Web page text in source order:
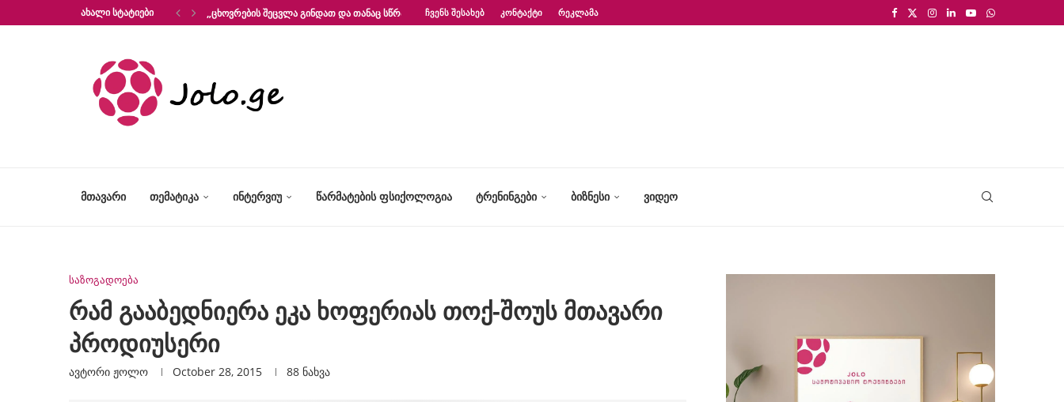
ᲐᲮᲐᲚᲘ ᲡᲢᲐᲢᲘᲔᲑᲘ „ᲪᲮᲝᲕᲠᲔᲑᲘᲡ ᲨᲔᲪᲕᲚᲐ ᲒᲘᲜᲓᲐᲗ ᲓᲐ ᲗᲐᲜᲐᲪ ᲡᲬᲠᲐᲤᲐᲓ?“ – ᲤᲡᲘᲥᲝᲚᲝᲒᲘᲡ...
ᲩᲕᲔᲜᲡ ᲨᲔᲡᲐᲮᲔᲑ ᲙᲝᲜᲢᲐᲥᲢᲘ ᲠᲔᲙᲚᲐᲛᲐ
ᲛᲗᲐᲕᲐᲠᲘ ᲗᲔᲛᲐᲢᲘᲙᲐ ᲘᲜᲢᲔᲠᲕᲘᲣ ᲬᲐᲠᲛᲐᲢᲔᲑᲘᲡ ᲤᲡᲘᲥᲝᲚᲝᲒᲘᲐ ᲢᲠᲔᲜᲘᲜᲒᲔᲑᲘ ᲑᲘᲖᲜᲔᲡᲘ ᲕᲘᲓᲔᲝ
საზოგადოება
რამ გააბედნიერა ეკა ხოფერიას თოქ-შოუს მთავარი
პროდიუსერი
ავტორი Ჟოლო October 28, 2015 88 ნახვა